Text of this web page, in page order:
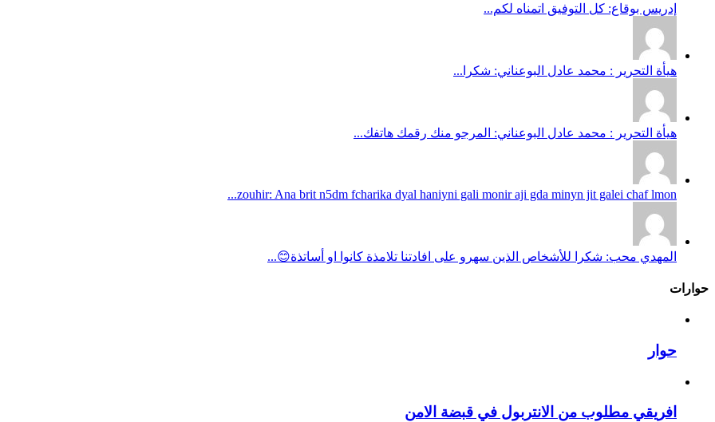
إدريس بوقاع: كل التوفيق اتمناه لكم...
هيأة التحرير : محمد عادل البوعناني: شكرا...
هيأة التحرير : محمد عادل البوعناني: المرجو منك رقمك هاتفك...
zouhir: Ana brit n5dm fcharika dyal haniyni gali monir aji gda minyn jit galei chaf lmon...
المهدي محب: شكرا للأشخاص الذين سهرو على افادتنا تلامذة كانوا او أساتذة😊...
حوارات
حوار
افريقي مطلوب من الانتربول في قبضة الامن